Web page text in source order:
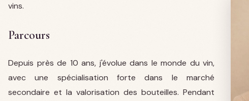
vins.
Parcours
Depuis près de 10 ans, j'évolue dans le monde du vin,
avec une spécialisation forte dans le marché
secondaire et la valorisation des bouteilles. Pendant